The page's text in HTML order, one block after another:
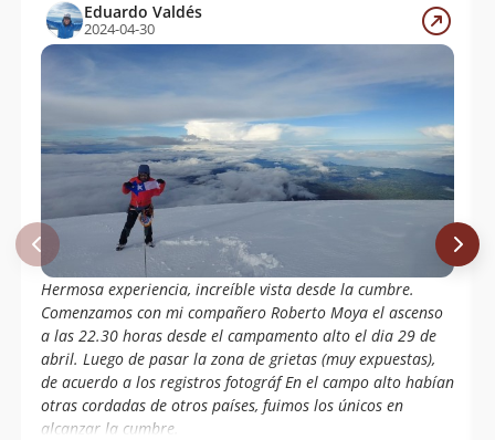
Eduardo Valdés
2024-04-30
Hermosa experiencia, increíble vista desde la cumbre.
Comenzamos con mi compañero Roberto Moya el ascenso
a las 22.30 horas desde el campamento alto el dia 29 de
abril. Luego de pasar la zona de grietas (muy expuestas),
de acuerdo a los registros fotográf En el campo alto habían
otras cordadas de otros países, fuimos los únicos en
alcanzar la cumbre.